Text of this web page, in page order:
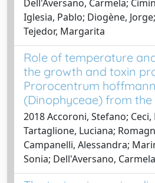
Dell'Aversano, Carmela;
Iglesia, Pablo; Diogène,
Tejedor, Margarita
Role of temperature
the growth and toxin
Prorocentrum
(Dinophyceae) from
2018 Accoroni, Stefano;
Tartaglione, Luciana;
Campanelli, Alessandra;
Sonia; Dell'Aversano,